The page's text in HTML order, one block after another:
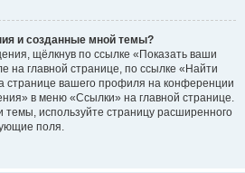
и созданные мной темы?
щёлкнув по ссылке «Показать ваши
на главной странице, по ссылке «Найти
странице вашего профиля на конференции
в меню «Ссылки» на главной странице.
используйте страницу расширенного
поля.